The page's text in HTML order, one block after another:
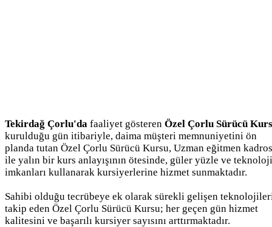
Tekirdağ Çorlu'da faaliyet gösteren Özel Çorlu Sürücü
kurulduğu gün itibariyle, daima müşteri memnuniyetini ön
planda tutan Özel Çorlu Sürücü Kursu, Uzman eğitmen
ile yalın bir kurs anlayışının ötesinde, güler yüzle ve
imkanları kullanarak kursiyerlerine hizmet sunmaktadır.
Sahibi olduğu tecrübeye ek olarak sürekli gelişen
takip eden Özel Çorlu Sürücü Kursu; her geçen gün hizmet
kalitesini ve başarılı kursiyer sayısını arttırmaktadır.